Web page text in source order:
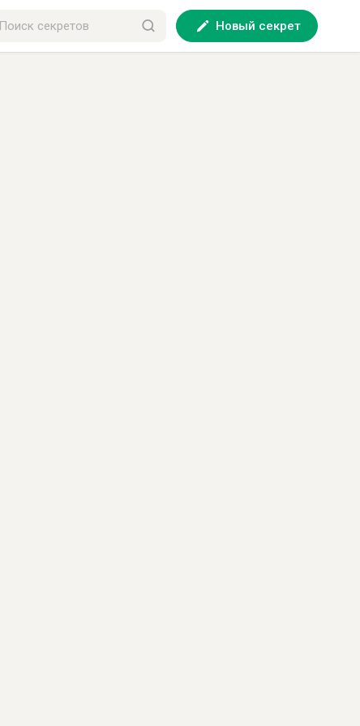
Новый секрет